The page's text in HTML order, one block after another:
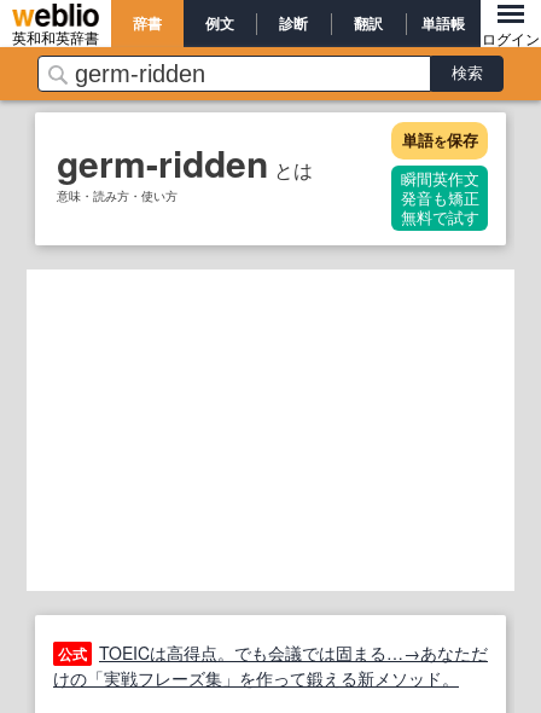
英和和英辞書
辞書 例文 診断 翻訳 単語帳
ログイン
germ-ridden とは
意味・読み方・使い方
単語を保存
瞬間英作文
発音も矯正
無料で試す
公式 TOEICは高得点。でも会議では固まる…→あなただ
けの「実戦フレーズ集」を作って鍛える新メソッド。